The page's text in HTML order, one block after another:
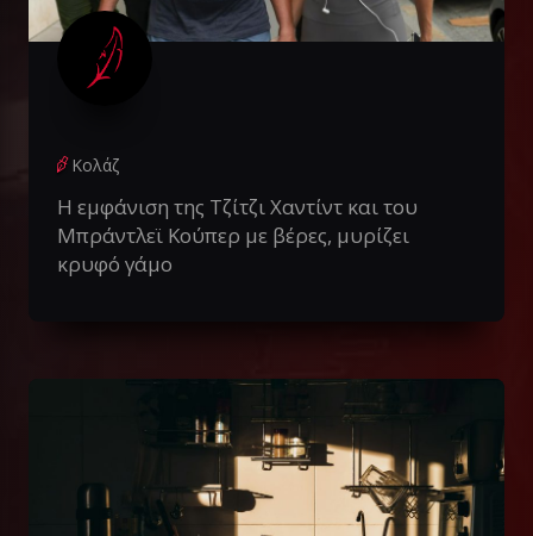
Κολάζ
Η εμφάνιση της Τζίτζι Χαντίντ και του
Μπράντλεϊ Κούπερ με βέρες, μυρίζει
κρυφό γάμο